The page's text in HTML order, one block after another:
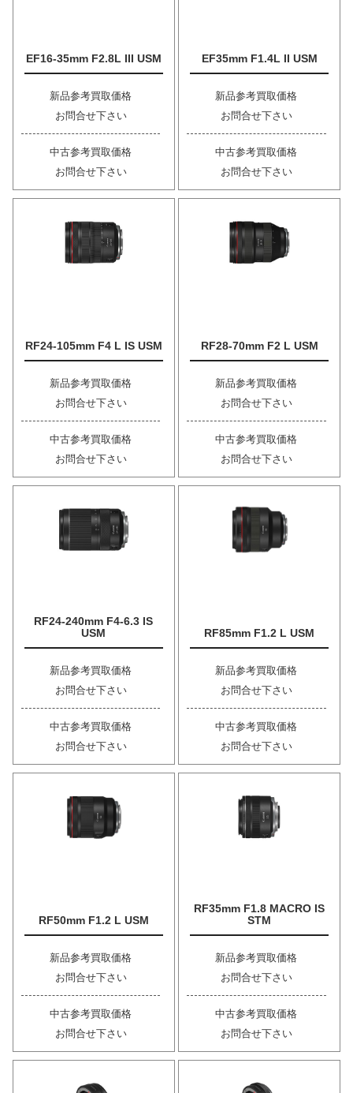
EF16-35mm F2.8L III USM
新品参考買取価格
お問合せ下さい
中古参考買取価格
お問合せ下さい
EF35mm F1.4L II USM
新品参考買取価格
お問合せ下さい
中古参考買取価格
お問合せ下さい
RF24-105mm F4 L IS USM
新品参考買取価格
お問合せ下さい
中古参考買取価格
お問合せ下さい
RF28-70mm F2 L USM
新品参考買取価格
お問合せ下さい
中古参考買取価格
お問合せ下さい
RF24-240mm F4-6.3 IS
USM
新品参考買取価格
お問合せ下さい
中古参考買取価格
お問合せ下さい
RF85mm F1.2 L USM
新品参考買取価格
お問合せ下さい
中古参考買取価格
お問合せ下さい
RF50mm F1.2 L USM
新品参考買取価格
お問合せ下さい
中古参考買取価格
お問合せ下さい
RF35mm F1.8 MACRO IS
STM
新品参考買取価格
お問合せ下さい
中古参考買取価格
お問合せ下さい